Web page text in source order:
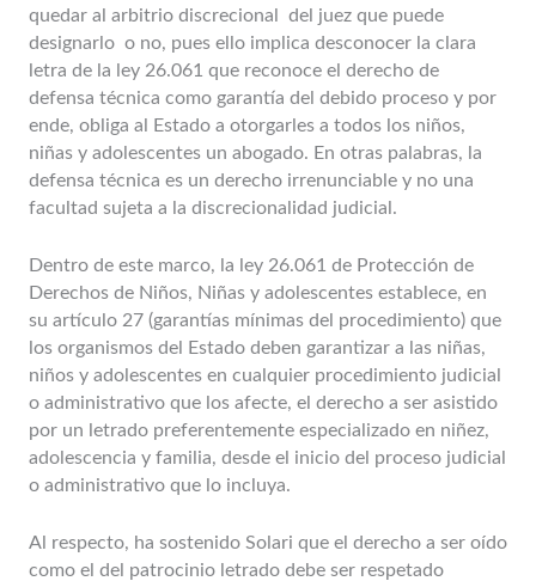
quedar al arbitrio discrecional del juez que puede
designarlo o no, pues ello implica desconocer la clara
letra de la ley 26.061 que reconoce el derecho de
defensa técnica como garantía del debido proceso y por
ende, obliga al Estado a otorgarles a todos los niños,
niñas y adolescentes un abogado. En otras palabras, la
defensa técnica es un derecho irrenunciable y no una
facultad sujeta a la discrecionalidad judicial.
Dentro de este marco, la ley 26.061 de Protección de
Derechos de Niños, Niñas y adolescentes establece, en
su artículo 27 (garantías mínimas del procedimiento) que
los organismos del Estado deben garantizar a las niñas,
niños y adolescentes en cualquier procedimiento judicial
o administrativo que los afecte, el derecho a ser asistido
por un letrado preferentemente especializado en niñez,
adolescencia y familia, desde el inicio del proceso judicial
o administrativo que lo incluya.
Al respecto, ha sostenido Solari que el derecho a ser oído
como el del patrocinio letrado debe ser respetado